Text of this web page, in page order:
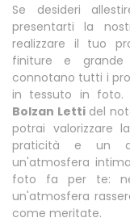
Se desideri
presentarti la
realizzare il tuo
finiture e
connotano tutti i
in tessuto in foto.
Bolzan Lettidel
potrai valorizzare
praticità e un
un'atmosfera
foto fa per te:
un'atmosfera
come meritate.